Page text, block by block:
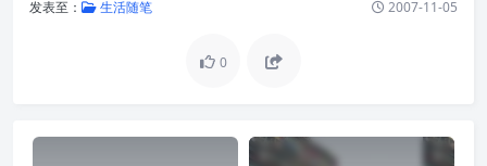
发表至： 生活随笔 2007-11-05
0